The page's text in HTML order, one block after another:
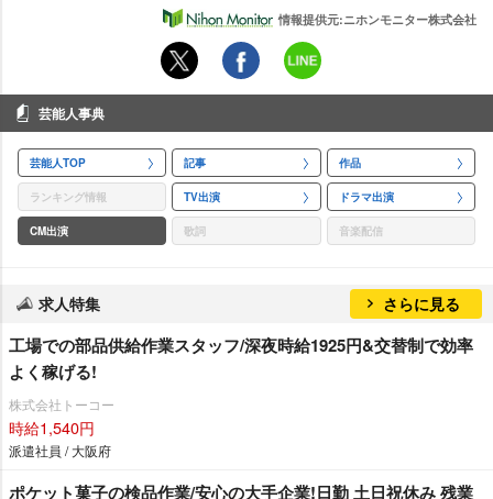
情報提供元:ニホンモニター株式会社
芸能人事典
芸能人TOP 記事 作品
ランキング情報 TV出演 ドラマ出演
CM出演 歌詞 音楽配信
求人特集 さらに見る
工場での部品供給作業スタッフ/深夜時給1925円&交替制で効率
よく稼げる!
株式会社トーコー
時給1,540円
派遣社員 / 大阪府
ポケット菓子の検品作業/安心の大手企業!日勤 土日祝休み 残業